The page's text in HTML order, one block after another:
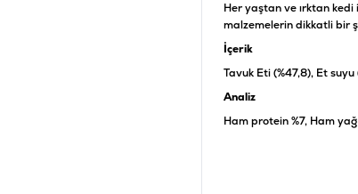
Her yaştan ve ırktan kedi
malzemelerin dikkatli bir
İçerik
Tavuk Eti (%47,8), Et suyu
Analiz
Ham protein %7, Ham yağ